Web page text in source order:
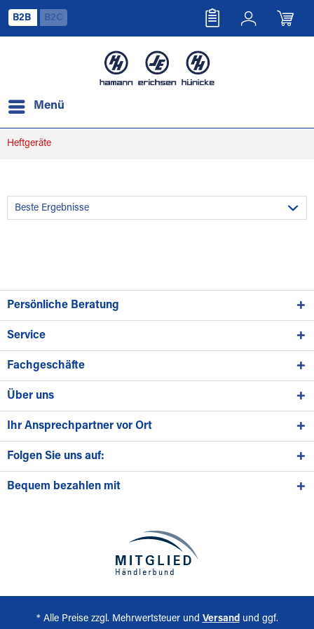
B2B B2C
Menü
Heftgeräte
Persönliche Beratung
Service
Fachgeschäfte
Über uns
Ihr Ansprechpartner vor Ort
Folgen Sie uns auf:
Bequem bezahlen mit
* Alle Preise zzgl. Mehrwertsteuer und Versandund ggf.